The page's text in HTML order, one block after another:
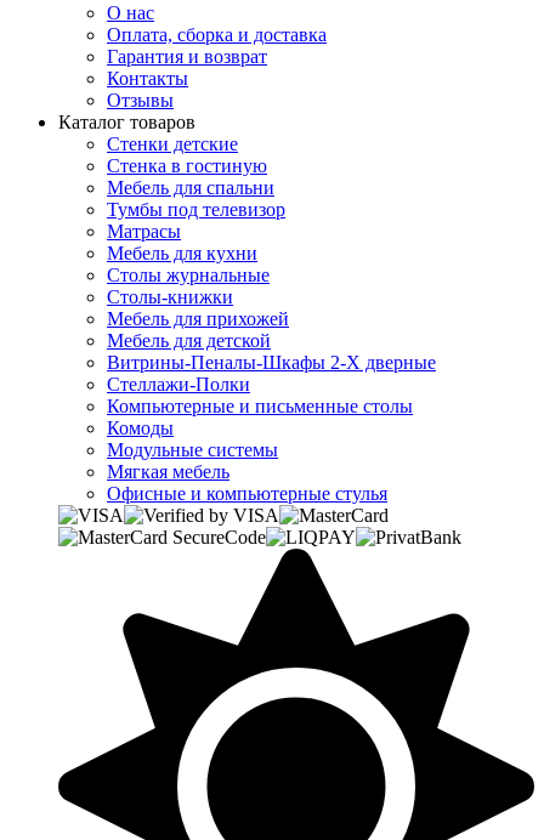
О нас
Оплата, сборка и доставка
Гарантия и возврат
Контакты
Отзывы
Каталог товаров
Стенки детские
Стенка в гостиную
Мебель для спальни
Тумбы под телевизор
Матрасы
Мебель для кухни
Столы журнальные
Столы-книжки
Мебель для прихожей
Мебель для детской
Витрины-Пеналы-Шкафы 2-Х дверные
Стеллажи-Полки
Компьютерные и письменные столы
Комоды
Модульные системы
Мягкая мебель
Офисные и компьютерные стулья